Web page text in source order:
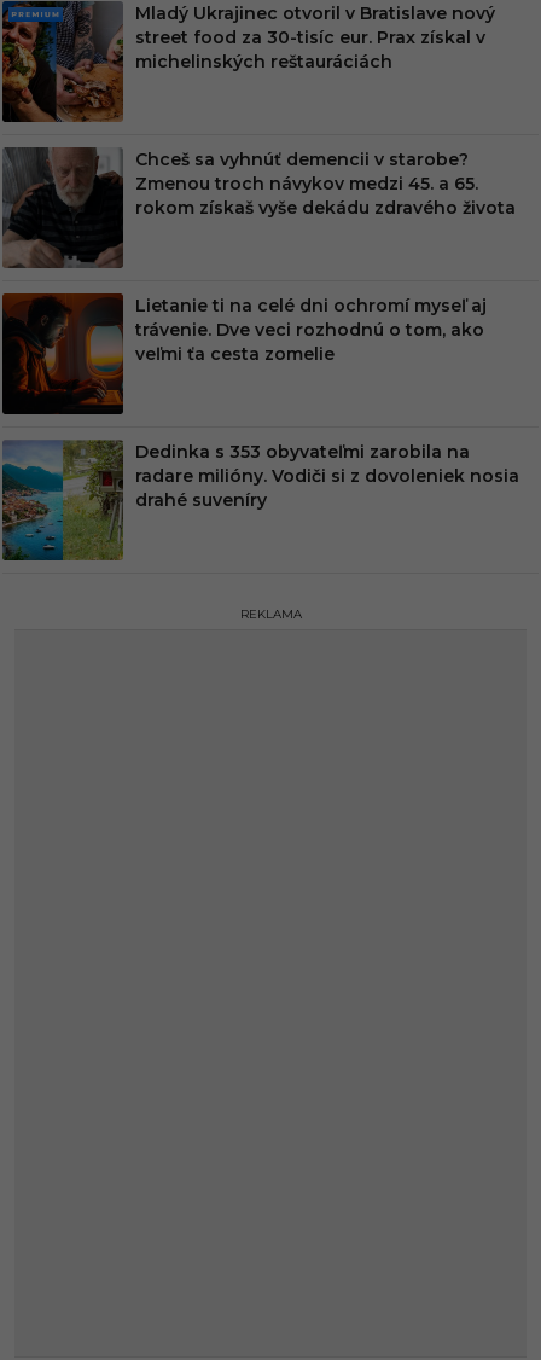
PRE
MIU
M
Mladý Ukrajinec otvoril v Bratislave nový
street food za 30-tisíc eur. Prax získal v
michelinských reštauráciách
Chceš sa vyhnúť demencii v starobe?
Zmenou troch návykov medzi 45. a 65.
rokom získaš vyše dekádu zdravého života
Lietanie ti na celé dni ochromí myseľ aj
trávenie. Dve veci rozhodnú o tom, ako
veľmi ťa cesta zomelie
Dedinka s 353 obyvateľmi zarobila na
radare milióny. Vodiči si z dovoleniek nosia
drahé suveníry
REKLAMA